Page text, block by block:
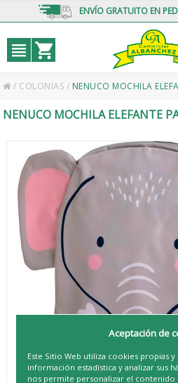
ENVÍO GRATUITO EN
/ COLONIAS / NENUCO MOCHILA
NENUCO MOCHILA ELEFANTE
Aceptación de
Este Sitio Web utiliza cookies propias
información estadística y analizar sus
nos permite personalizar el